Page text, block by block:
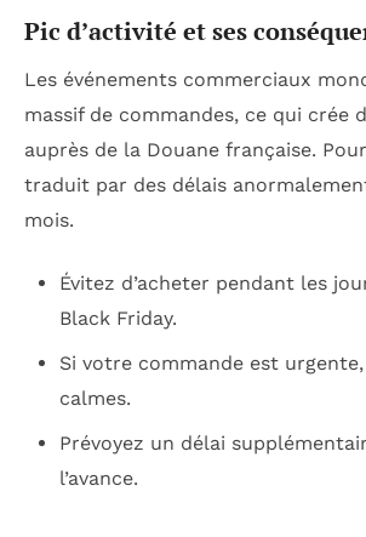
Pic d’activité et ses
Les événements commerciaux
massif de commandes, ce qui crée
auprès de la Douane française.
traduit par des délais
mois.
Évitez d’acheter pendant les
Black Friday.
Si votre commande est
calmes.
Prévoyez un délai
l’avance.